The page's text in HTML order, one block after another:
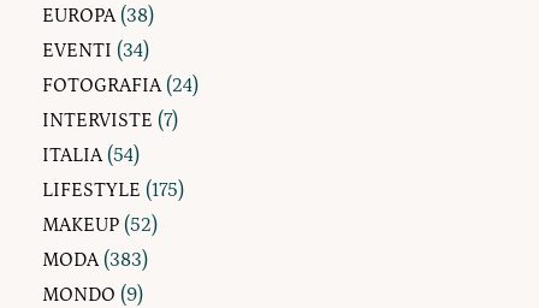
EUROPA(38)
EVENTI (34)
FOTOGRAFIA(24)
INTERVISTE (7)
ITALIA(54)
LIFESTYLE (175)
MAKEUP (52)
MODA(383)
MONDO (9)